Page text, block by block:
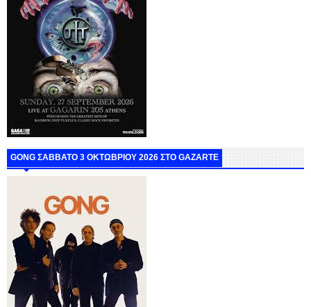
GONG ΣΑΒΒΑΤΟ 3 ΟΚΤΩΒΡΙΟΥ 2026 ΣΤΟ GAZARTE